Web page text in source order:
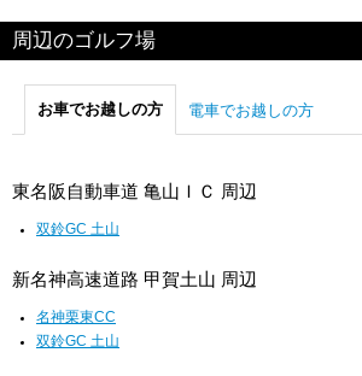
周辺のゴルフ場
お車でお越しの方 電車でお越しの方
東名阪自動車道 亀山ＩＣ 周辺
双鈴GC 土山
新名神高速道路 甲賀土山 周辺
名神栗東CC
双鈴GC 土山